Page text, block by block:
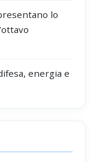
lo
energia e